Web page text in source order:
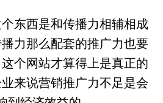
东西是和传播力相辅相成
力那么配套的推广力也要
个网站才算得上是真正的
来说营销推广力不足是会